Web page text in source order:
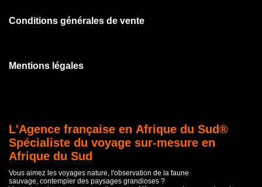
Conditions générales de vente
Mentions légales
L'Agence française en Afrique du Sud®
Spécialiste du voyage sur-mesure en
Afrique du Sud
Vous aimez les voyages nature, l'observation de la faune
sauvage, contempler des paysages grandioses ?